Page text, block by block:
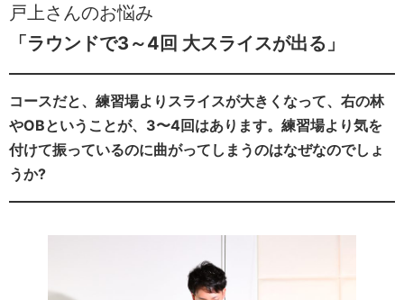
戸上さんのお悩み
「ラウンドで3～4回 大スライスが出る」
コースだと、練習場よりスライスが大きくなって、右の林
やOBということが、3〜4回はあります。練習場より気を
付けて振っているのに曲がってしまうのはなぜなのでしょ
うか?